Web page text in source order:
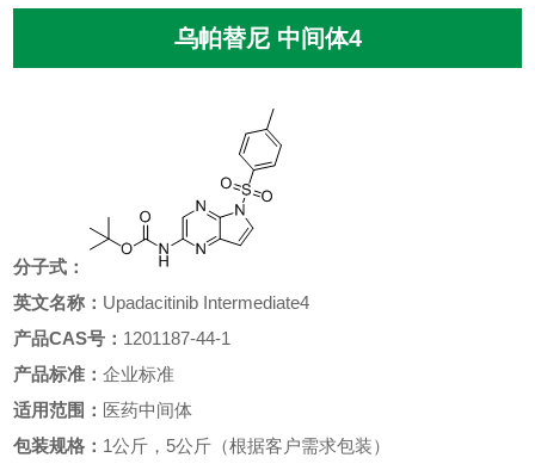
乌帕替尼 中间体4
分子式：
英文名称： Upadacitinib Intermediate4
产品CAS号： 1201187-44-1
产品标准：企业标准
适用范围： 医药中间体
包装规格： 1公斤，5公斤（根据客户需求包装）